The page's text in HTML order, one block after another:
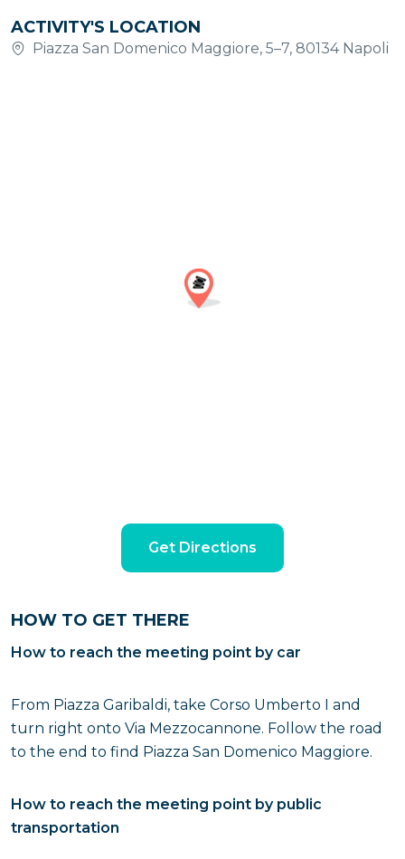
ACTIVITY'S LOCATION
Piazza San Domenico Maggiore, 5–7, 80134 Napoli
Get Directions
HOW TO GET THERE
How to reach the meeting point by car
From Piazza Garibaldi, take Corso Umberto I and
turn right onto Via Mezzocannone. Follow the road
to the end to find Piazza San Domenico Maggiore.
How to reach the meeting point by public
transportation